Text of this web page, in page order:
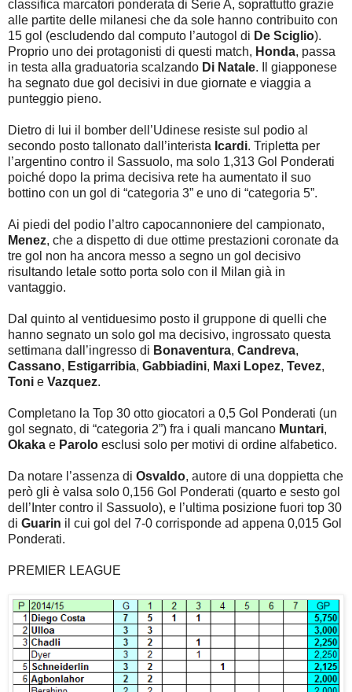
classifica marcatori ponderata di Serie A, soprattutto grazie
alle partite delle milanesi che da sole hanno contribuito con
15 gol (escludendo dal computo l’autogol di De Sciglio).
Proprio uno dei protagonisti di questi match, Honda, passa
in testa alla graduatoria scalzando Di Natale. Il giapponese
ha segnato due gol decisivi in due giornate e viaggia a
punteggio pieno.
Dietro di lui il bomber dell’Udinese resiste sul podio al
secondo posto tallonato dall’interista Icardi. Tripletta per
l’argentino contro il Sassuolo, ma solo 1,313 Gol Ponderati
poiché dopo la prima decisiva rete ha aumentato il suo
bottino con un gol di “categoria 3” e uno di “categoria 5”.
Ai piedi del podio l’altro capocannoniere del campionato,
Menez, che a dispetto di due ottime prestazioni coronate da
tre gol non ha ancora messo a segno un gol decisivo
risultando letale sotto porta solo con il Milan già in
vantaggio.
Dal quinto al ventiduesimo posto il gruppone di quelli che
hanno segnato un solo gol ma decisivo, ingrossato questa
settimana dall’ingresso di Bonaventura, Candreva,
Cassano, Estigarribia, Gabbiadini, Maxi Lopez, Tevez,
Toni e Vazquez.
Completano la Top 30 otto giocatori a 0,5 Gol Ponderati (un
gol segnato, di “categoria 2”) fra i quali mancano Muntari,
Okaka e Parolo esclusi solo per motivi di ordine alfabetico.
Da notare l’assenza di Osvaldo, autore di una doppietta che
però gli è valsa solo 0,156 Gol Ponderati (quarto e sesto gol
dell’Inter contro il Sassuolo), e l’ultima posizione fuori top 30
di Guarin il cui gol del 7-0 corrisponde ad appena 0,015 Gol
Ponderati.
PREMIER LEAGUE